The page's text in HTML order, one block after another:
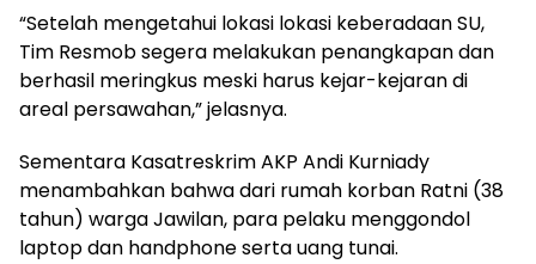
“Setelah mengetahui lokasi lokasi keberadaan SU,
Tim Resmob segera melakukan penangkapan dan
berhasil meringkus meski harus kejar-kejaran di
areal persawahan,” jelasnya.
Sementara Kasatreskrim AKP Andi Kurniady
menambahkan bahwa dari rumah korban Ratni (38
tahun) warga Jawilan, para pelaku menggondol
laptop dan handphone serta uang tunai.